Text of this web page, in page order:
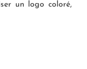
un logo coloré,